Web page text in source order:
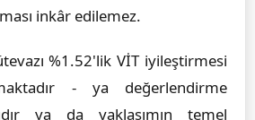
inkâr edilemez.
%1.52'lik VİT iyileştirmesi
- ya değerlendirme
ya da yaklaşımın temel